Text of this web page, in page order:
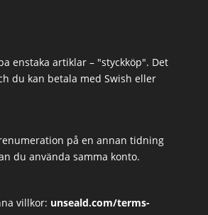
enstaka artiklar – "styckköp". Det
du kan betala med Swish eller
på en annan tidning
du använda samma konto.
villkor: unseald.com/terms-